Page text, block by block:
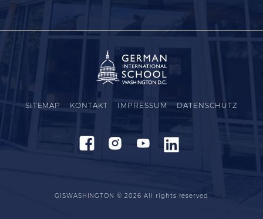
SITEMAP KONTAKT IMPRESSUM DATENSCHUTZ
GISWASHINGTON © 2026 All rights reserved